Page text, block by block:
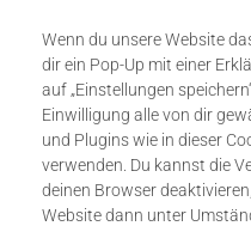
Wenn du unsere Website
dir ein Pop-Up mit einer
auf „Einstellungen
Einwilligung alle von dir
und Plugins wie in dieser
verwenden. Du kannst die
deinen Browser
Website dann unter